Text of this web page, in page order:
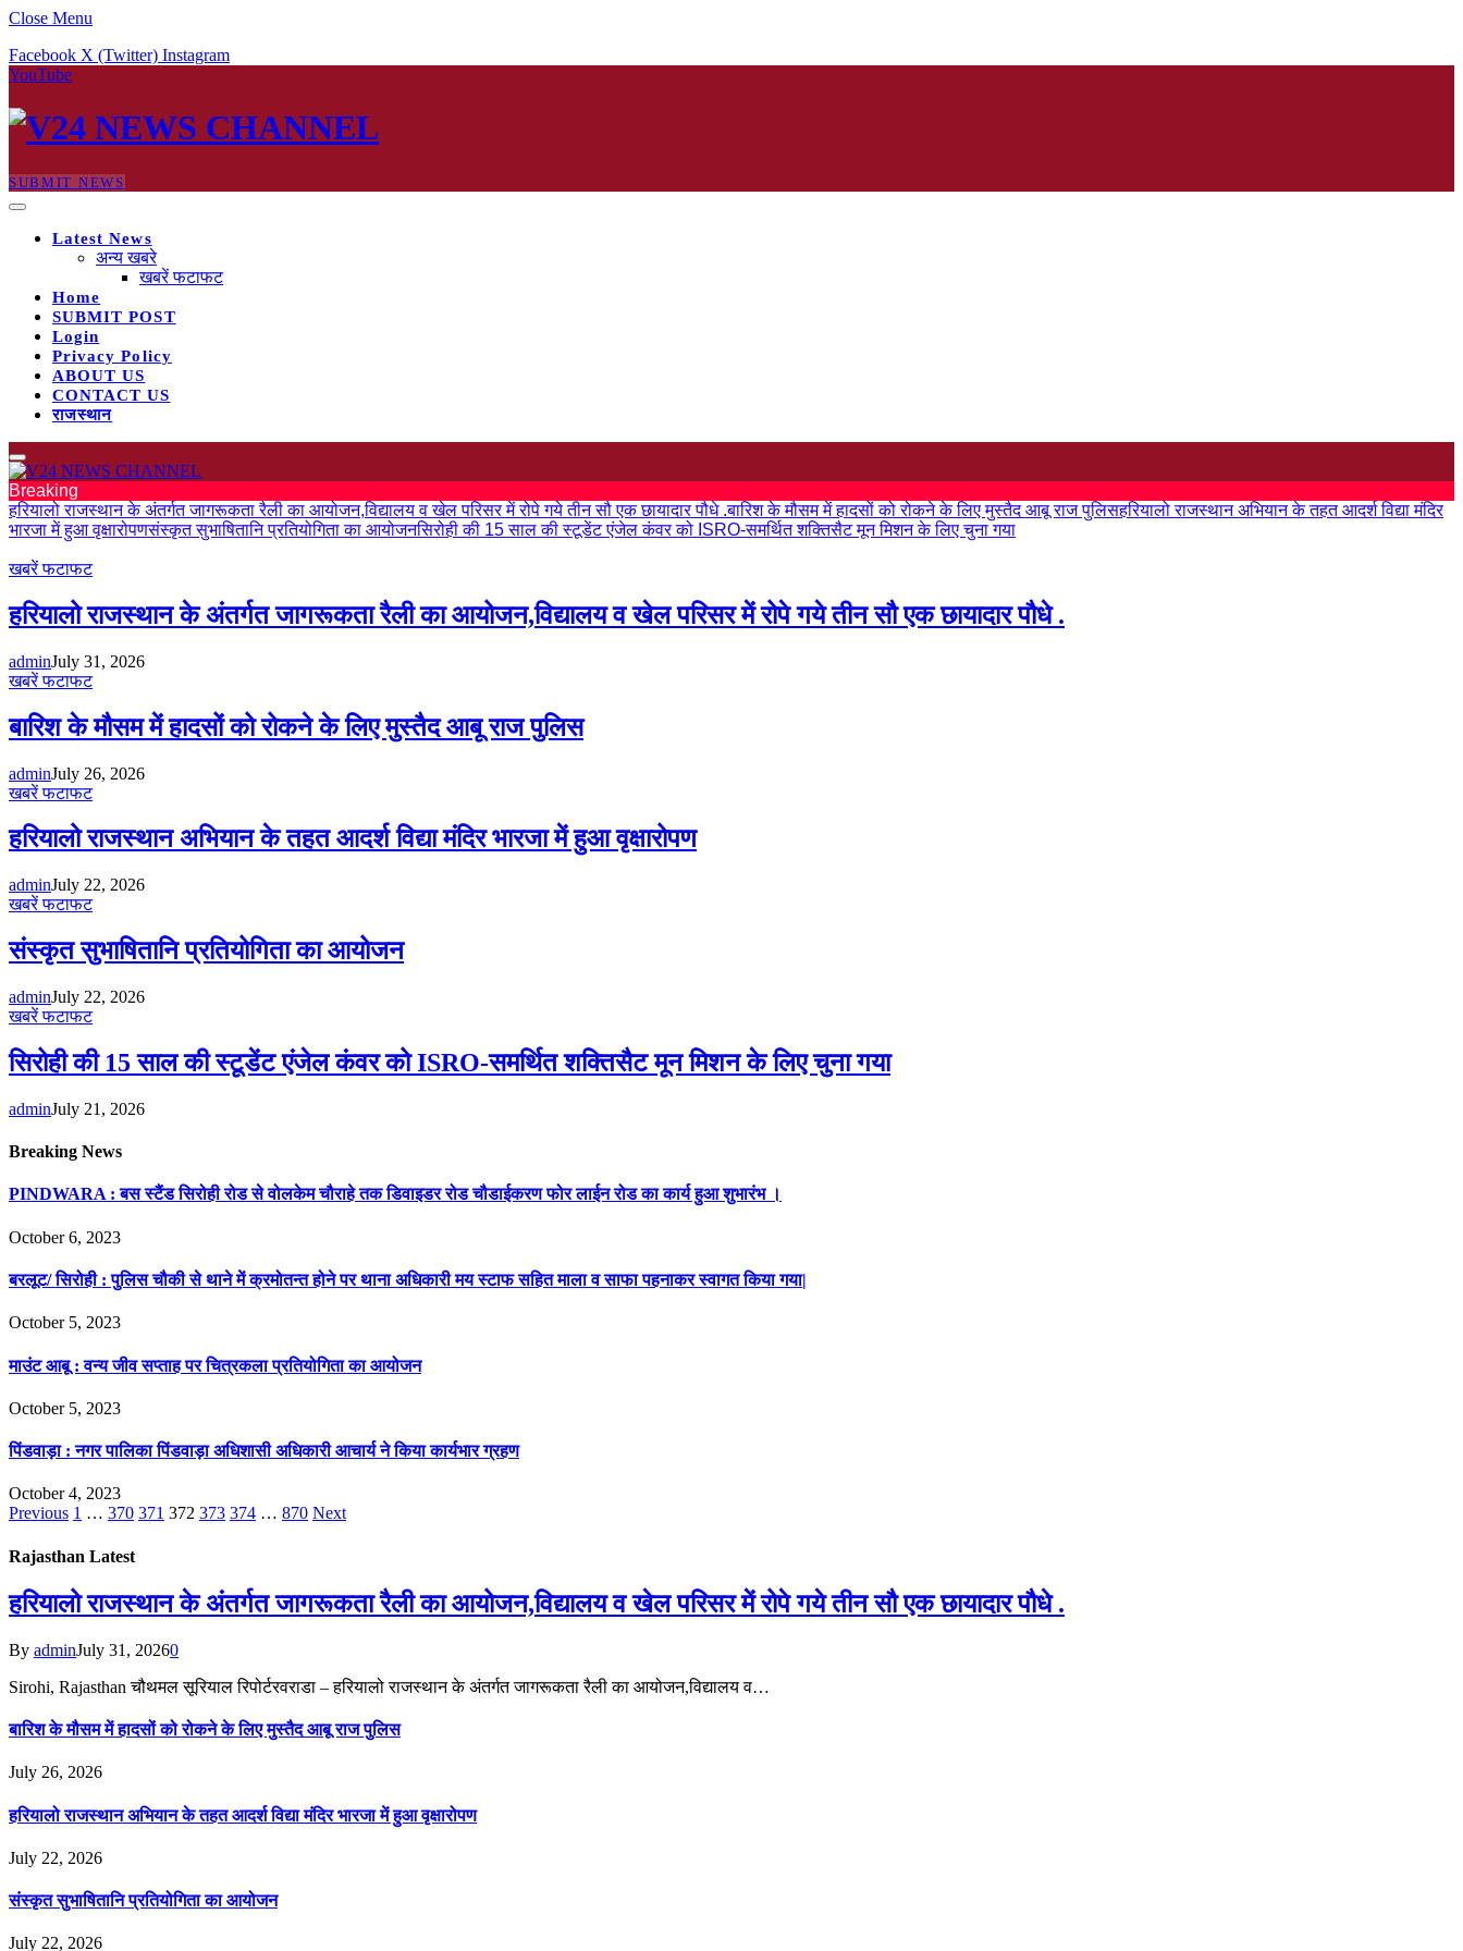
Close Menu
Facebook X (Twitter) Instagram
YouTube
SUBMIT NEWS
Latest News
अन्य खबरे
खबरें फटाफट
Home
SUBMIT POST
Login
Privacy Policy
ABOUT US
CONTACT US
राजस्थान
Breaking
हरियालो राजस्थान के अंतर्गत जागरूकता रैली का आयोजन,विद्यालय व खेल परिसर में रोपे गये तीन सौ एक छायादार पौधे .बारिश के मौसम में हादसों को रोकने के लिए मुस्तैद आबू राज पुलिसहरियालो राजस्थान अभियान के तहत आदर्श विद्या मंदिर
भारजा में हुआ वृक्षारोपणसंस्कृत सुभाषितानि प्रतियोगिता का आयोजनसिरोही की 15 साल की स्टूडेंट एंजेल कंवर को ISRO-समर्थित शक्तिसैट मून मिशन के लिए चुना गया
खबरें फटाफट
हरियालो राजस्थान के अंतर्गत जागरूकता रैली का आयोजन,विद्यालय व खेल परिसर में रोपे गये तीन सौ एक छायादार पौधे .
adminJuly 31, 2026
खबरें फटाफट
बारिश के मौसम में हादसों को रोकने के लिए मुस्तैद आबू राज पुलिस
adminJuly 26, 2026
खबरें फटाफट
हरियालो राजस्थान अभियान के तहत आदर्श विद्या मंदिर भारजा में हुआ वृक्षारोपण
adminJuly 22, 2026
खबरें फटाफट
संस्कृत सुभाषितानि प्रतियोगिता का आयोजन
adminJuly 22, 2026
खबरें फटाफट
सिरोही की 15 साल की स्टूडेंट एंजेल कंवर को ISRO-समर्थित शक्तिसैट मून मिशन के लिए चुना गया
adminJuly 21, 2026
Breaking News
PINDWARA : बस स्टैंड सिरोही रोड से वोलकेम चौराहे तक डिवाइडर रोड चौडाईकरण फोर लाईन रोड का कार्य हुआ शुभारंभ ।
October 6, 2023
बरलूट/ सिरोही : पुलिस चौकी से थाने में क्रमोतन्त होने पर थाना अधिकारी मय स्टाफ सहित माला व साफा पहनाकर स्वागत किया गया|
October 5, 2023
माउंट आबू : वन्य जीव सप्ताह पर चित्रकला प्रतियोगिता का आयोजन
October 5, 2023
पिंडवाड़ा : नगर पालिका पिंडवाड़ा अधिशासी अधिकारी आचार्य ने किया कार्यभार ग्रहण
October 4, 2023
Previous 1 … 370 371 372 373 374 … 870 Next
Rajasthan Latest
हरियालो राजस्थान के अंतर्गत जागरूकता रैली का आयोजन,विद्यालय व खेल परिसर में रोपे गये तीन सौ एक छायादार पौधे .
By adminJuly 31, 20260
Sirohi, Rajasthan चौथमल सूरियाल रिपोर्टरवराडा – हरियालो राजस्थान के अंतर्गत जागरूकता रैली का आयोजन,विद्यालय व…
बारिश के मौसम में हादसों को रोकने के लिए मुस्तैद आबू राज पुलिस
July 26, 2026
हरियालो राजस्थान अभियान के तहत आदर्श विद्या मंदिर भारजा में हुआ वृक्षारोपण
July 22, 2026
संस्कृत सुभाषितानि प्रतियोगिता का आयोजन
July 22, 2026